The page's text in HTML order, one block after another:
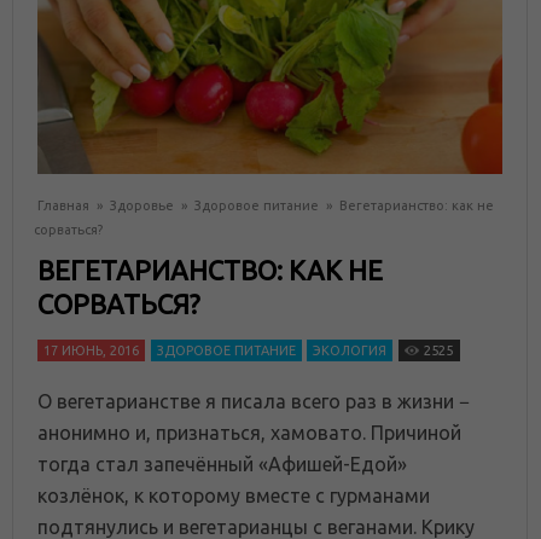
Главная » Здоровье » Здоровое питание » Вегетарианство: как не
сорваться?
ВЕГЕТАРИАНСТВО: КАК НЕ
СОРВАТЬСЯ?
17 ИЮНЬ, 2016 ЗДОРОВОЕ ПИТАНИЕ ЭКОЛОГИЯ 2525
О вегетарианстве я писала всего раз в жизни −
анонимно и, признаться, хамовато. Причиной
тогда стал запечённый «Афишей-Едой»
козлёнок, к которому вместе с гурманами
подтянулись и вегетарианцы с веганами. Крику